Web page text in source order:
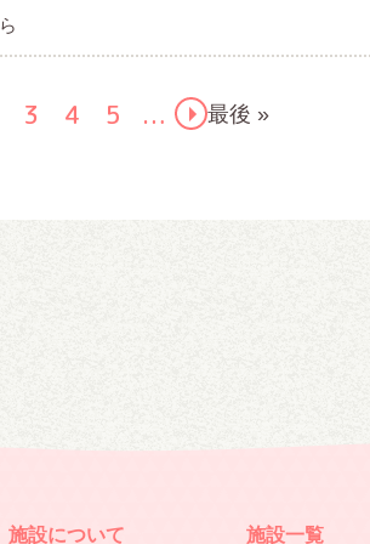
3 4 5 … 最後 »
施設について 施設一覧